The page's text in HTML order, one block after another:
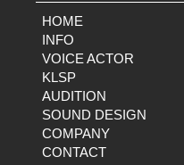
HOME
INFO
VOICE ACTOR
KLSP
AUDITION
SOUND DESIGN
COMPANY
CONTACT